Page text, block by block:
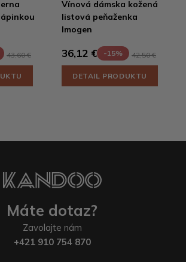
43,60 €
Vínová dámska kožená
listová peňaženka
Imogen
36,12 € -15% 42,50 €
DETAIL PRODUKTU
Máte dotaz?
Zavolajte nám
+421 910 754 870